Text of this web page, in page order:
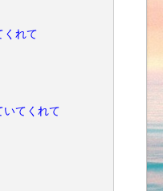
れて
てくれて